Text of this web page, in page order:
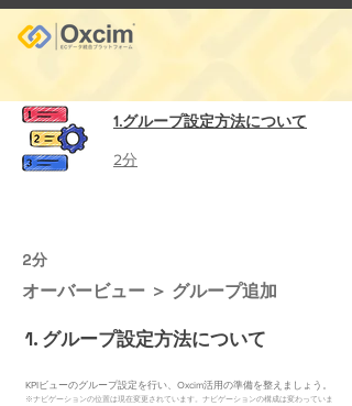
1.グループ設定方法について
2分
2分
オーバービュー ＞ グループ追加
1. グループ設定方法について
KPIビューのグループ設定を行い、Oxcim活用の準備を整えましょう。
※ナビゲーションの位置は現在変更されています。ナビゲーションの構成は変わっていま